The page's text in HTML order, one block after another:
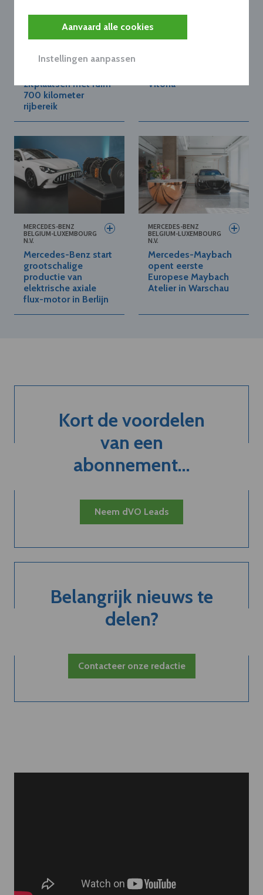
Aanvaard alle cookies
Instellingen aanpassen
MERCEDES-BENZ
BELGIUM-LUXEMBOURG
Mercedes-Benz VLE
zitplaatsen met ruim
700 kilometer
rijbereik
BELGIUM-LUXEMBOURG
Vitoria
MERCEDES-BENZ
BELGIUM-LUXEMBOURG
N.V.
Mercedes-Benz start
grootschalige
productie van
elektrische axiale
flux-motor in Berlijn
MERCEDES-BENZ
BELGIUM-LUXEMBOURG
N.V.
Mercedes-Maybach
opent eerste
Europese Maybach
Atelier in Warschau
Kort de voordelen
van een
abonnement...
Neem dVO Leads
Belangrijk nieuws te
delen?
Contacteer onze redactie